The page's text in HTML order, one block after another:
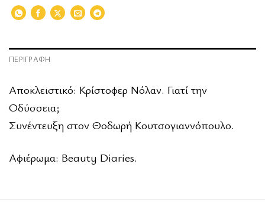
ΠΕΡΙΓΡΑΦΉ
Αποκλειστικό: Κρίστοφερ Νόλαν. Γιατί την
Οδύσσεια;
Συνέντευξη στον Θοδωρή Κουτσογιαννόπουλο.
Αφιέρωμα: Beauty Diaries.